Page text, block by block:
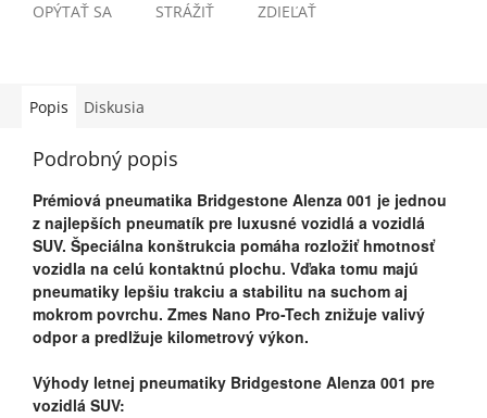
OPÝTAŤ SA STRÁŽIŤ ZDIEĽAŤ
Popis Diskusia
Podrobný popis
Prémiová pneumatika Bridgestone Alenza 001 je jednou
z najlepších pneumatík pre luxusné vozidlá a vozidlá
SUV. Špeciálna konštrukcia pomáha rozložiť hmotnosť
vozidla na celú kontaktnú plochu. Vďaka tomu majú
pneumatiky lepšiu trakciu a stabilitu na suchom aj
mokrom povrchu. Zmes Nano Pro-Tech znižuje valivý
odpor a predlžuje kilometrový výkon.
Výhody letnej pneumatiky Bridgestone Alenza 001 pre
vozidlá SUV: